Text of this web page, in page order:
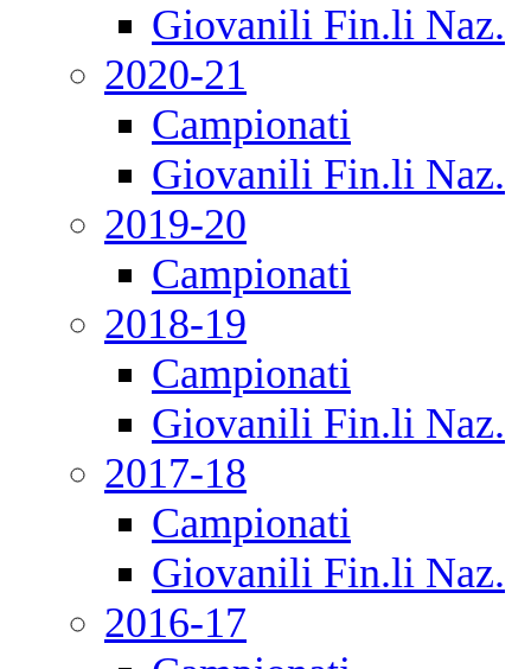
Giovanili Fin.li Naz.
2020-21
Campionati
Giovanili Fin.li Naz.
2019-20
Campionati
2018-19
Campionati
Giovanili Fin.li Naz.
2017-18
Campionati
Giovanili Fin.li Naz.
2016-17